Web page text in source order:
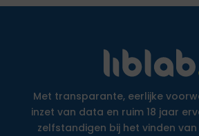
Met transparante, eerlijke
inzet van data en ruim 18 jaar
zelfstandigen bij het vinden